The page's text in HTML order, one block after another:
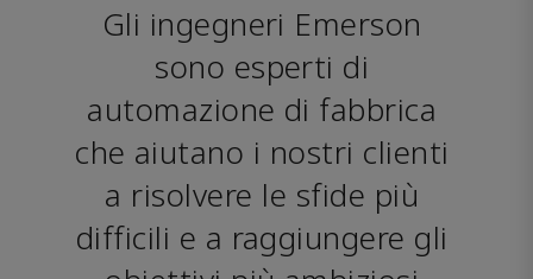
Gli ingegneri Emerson
sono esperti di
automazione di fabbrica
che aiutano i nostri clienti
a risolvere le sfide più
difficili e a raggiungere gli